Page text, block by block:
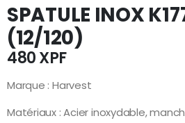
SPATULE INOX
(12/120)
480XPF
Marque : Harvest
Matériaux : Acier inoxydable,